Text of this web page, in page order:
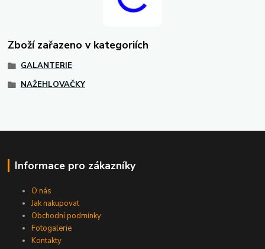
Zboží zařazeno v kategoriích
GALANTERIE
NAŽEHLOVAČKY
Informace pro zákazníky
O nás
Jak nakupovat
Obchodní podmínky
Fotogalerie
Kontakty